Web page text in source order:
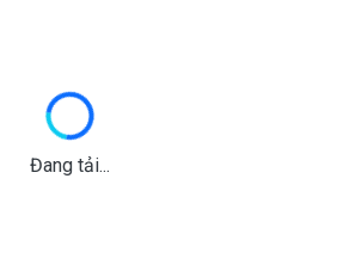
Đang tải...